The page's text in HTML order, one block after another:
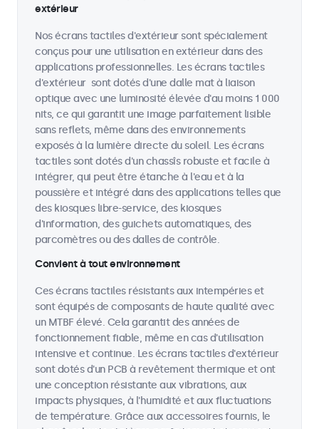
extérieur
Nos écrans tactiles d'extérieur sont spécialement
conçus pour une utilisation en extérieur dans des
applications professionnelles. Les écrans tactiles
d'extérieur sont dotés d'une dalle mat à liaison
optique avec une luminosité élevée d'au moins 1 000
nits, ce qui garantit une image parfaitement lisible
sans reflets, même dans des environnements
exposés à la lumière directe du soleil. Les écrans
tactiles sont dotés d'un chassîs robuste et facile à
intégrer, qui peut être étanche à l'eau et à la
poussière et intégré dans des applications telles que
des kiosques libre-service, des kiosques
d'information, des guichets automatiques, des
parcomètres ou des dalles de contrôle.
Convient à tout environnement
Ces écrans tactiles résistants aux intempéries et
sont équipés de composants de haute qualité avec
un MTBF élevé. Cela garantit des années de
fonctionnement fiable, même en cas d'utilisation
intensive et continue. Les écrans tactiles d'extérieur
sont dotés d'un PCB à revêtement thermique et ont
une conception résistante aux vibrations, aux
impacts physiques, à l'humidité et aux fluctuations
de température. Grâce aux accessoires fournis, le